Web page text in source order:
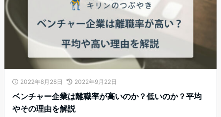
2022年8月28日 2022年9月22日
ベンチャー企業は離職率が高いのか？低いのか？平均
やその理由を解説